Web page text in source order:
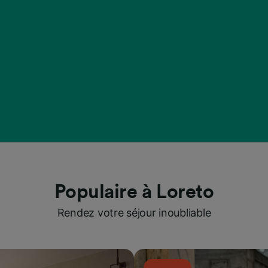
Populaire à Loreto
Rendez votre séjour inoubliable